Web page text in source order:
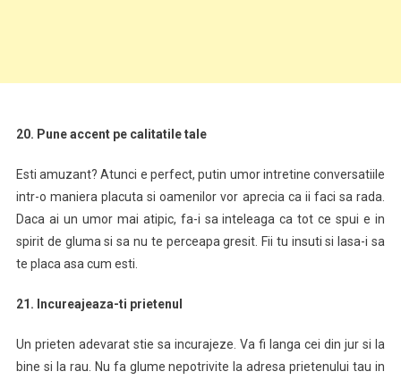
20. Pune accent pe calitatile tale
Esti amuzant? Atunci e perfect, putin umor intretine conversatiile
intr-o maniera placuta si oamenilor vor aprecia ca ii faci sa rada.
Daca ai un umor mai atipic, fa-i sa inteleaga ca tot ce spui e in
spirit de gluma si sa nu te perceapa gresit. Fii tu insuti si lasa-i sa
te placa asa cum esti.
21. Incureajeaza-ti prietenul
Un prieten adevarat stie sa incurajeze. Va fi langa cei din jur si la
bine si la rau. Nu fa glume nepotrivite la adresa prietenului tau in